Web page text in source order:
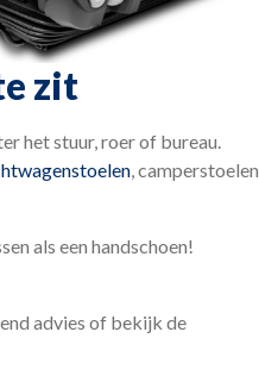
zit
het stuur, roer of bureau.
, camperstoelen
als een handschoen!
advies of bekijk de